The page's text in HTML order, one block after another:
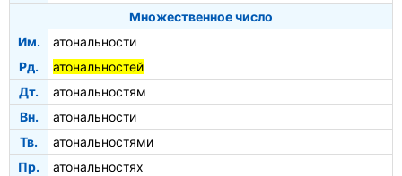
Множественное число
Им.
атональности
Рд.
атональностей
Дт.
атональностям
Вн.
атональности
Тв.
атональностями
Пр.
атональностях